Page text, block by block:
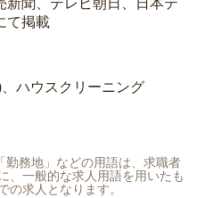
新聞、テレビ朝日、日本テ
て掲載
ハウスクリーニング
務地」などの用語は、求職者
、一般的な求人用語を用いたも
の求人となります。